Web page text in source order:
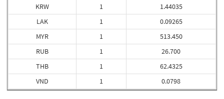
KRW
LAK
MYR
RUB
THB
VND
1
1
1
1
1
1
1.44035
0.09265
513.450
26.700
62.4325
0.0798